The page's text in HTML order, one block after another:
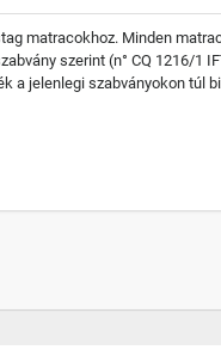
matracokhoz. Minden
szerint (n° CQ 1216/1
a jelenlegi szabványokon túl